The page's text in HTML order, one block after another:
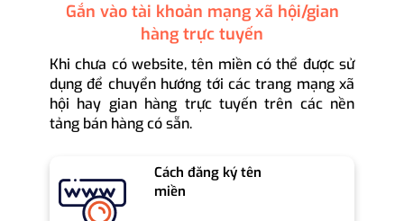
Gắn vào tài khoản mạng xã hội/gian
hàng trực tuyến
Khi chưa có website, tên miền có thể được sử
dụng để chuyển hướng tới các trang mạng xã
hội hay gian hàng trực tuyến trên các nền
tảng bán hàng có sẵn.
Cách đăng ký tên
miền